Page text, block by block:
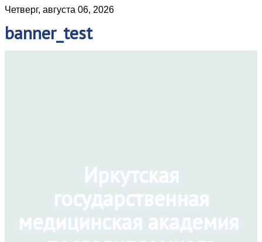
Четверг, августа 06, 2026
banner_test
Иркутская
государственная
медицинская академия